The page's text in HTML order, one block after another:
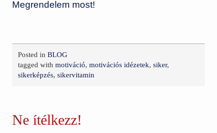
Megrendelem most!
Posted inBLOG
tagged withmotiváció,motivációs idézetek,siker,
sikerképzés,sikervitamin
Ne ítélkezz!